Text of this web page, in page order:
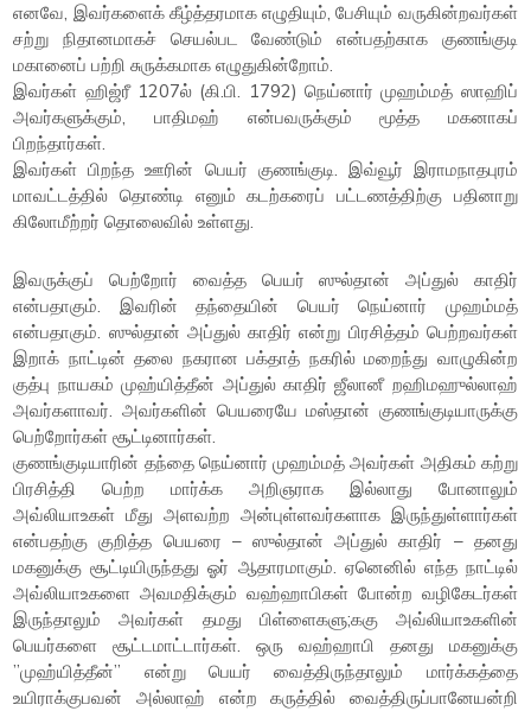
எனவே, இவர்களைக் கீழ்த்தரமாக எழுதியும், பேசியும் வருகின்றவர்கள்
சற்று நிதானமாகச் செயல்பட வேண்டும் என்பதற்காக குணங்குடி
மகானைப் பற்றி சுருக்கமாக எழுதுகின்றோம்.
இவர்கள் ஹிஜ்ரீ 1207ல் (கி.பி. 1792) நெய்னார் முஹம்மத் ஸாஹிப்
அவர்களுக்கும், பாதிமஹ் என்பவருக்கும் மூத்த மகனாகப்
பிறந்தார்கள்.
இவர்கள் பிறந்த ஊரின் பெயர் குணங்குடி. இவ்வூர் இராமநாதபுரம்
மாவட்டத்தில் தொண்டி எனும் கடற்கரைப் பட்டணத்திற்கு பதினாறு
கிலோமீற்றர் தொலைவில் உள்ளது.
இவருக்குப் பெற்றோர் வைத்த பெயர் ஸுல்தான் அப்துல் காதிர்
என்பதாகும். இவரின் தந்தையின் பெயர் நெய்னார் முஹம்மத்
என்பதாகும். ஸுல்தான் அப்துல் காதிர் என்று பிரசித்தம் பெற்றவர்கள்
இறாக் நாட்டின் தலை நகரான பக்தாத் நகரில் மறைந்து வாழுகின்ற
குத்பு நாயகம் முஹ்யித்தீன் அப்துல் காதிர் ஜீலானீ றஹிமஹுல்லாஹ்
அவர்களாவர். அவர்களின் பெயரையே மஸ்தான் குணங்குடியாருக்கு
பெற்றோர்கள் சூட்டினார்கள்.
குணங்குடியாரின் தந்தை நெய்னார் முஹம்மத் அவர்கள் அதிகம் கற்று
பிரசித்தி பெற்ற மார்க்க அறிஞராக இல்லாது போனாலும்
அவ்லியாஉகள் மீது அளவற்ற அன்புள்ளவர்களாக இருந்துள்ளார்கள்
என்பதற்கு குறித்த பெயரை – ஸுல்தான் அப்துல் காதிர் – தனது
மகனுக்கு சூட்டியிருந்தது ஓர் ஆதாரமாகும். ஏனெனில் எந்த நாட்டில்
அவ்லியாஉகளை அவமதிக்கும் வஹ்ஹாபிகள் போன்ற வழிகேடர்கள்
இருந்தாலும் அவர்கள் தமது பிள்ளைகளு;ககு அவ்லியாஉகளின்
பெயர்களை சூட்டமாட்டார்கள். ஒரு வஹ்ஹாபி தனது மகனுக்கு
”முஹ்யித்தீன்” என்று பெயர் வைத்திருந்தாலும் மார்க்கத்தை
உயிராக்குபவன் அல்லாஹ் என்ற கருத்தில் வைத்திருப்பானேயன்றி